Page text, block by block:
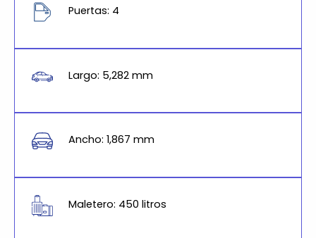
Puertas: 4
Largo: 5,282 mm
Ancho: 1,867 mm
Maletero: 450 litros